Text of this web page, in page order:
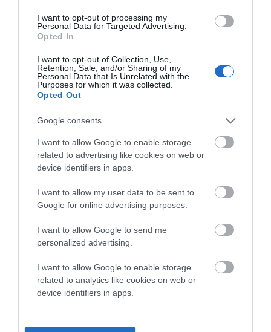
I want to opt-out of processing my
Personal Data for Targeted Advertising.
Opted In
I want to opt-out of Collection, Use,
Retention, Sale, and/or Sharing of my
Personal Data that Is Unrelated with the
Purposes for which it was collected.
Opted Out
Google consents
I want to allow Google to enable storage
related to advertising like cookies on web or
device identifiers in apps.
I want to allow my user data to be sent to
Google for online advertising purposes.
I want to allow Google to send me
personalized advertising.
I want to allow Google to enable storage
related to analytics like cookies on web or
device identifiers in apps.
Γιατί οι Τούρκοι συρρέουν στα ελληνικά νησιά
Μαντζαβελάκη & Καΐρειος Βιβλιοθήκη
ΦΕΣΤΙΒΑΛ ΑΝΔΡΟΥ: Ένα βαθυστόχαστο έργο του
Μπέκετ
ευκαιρίες για να φανεί.
ΡΑΦΗΝΑ – ΘΕΟΥΤΑ σημειώσατε…
Πρόσφατα Άρθρα
Γιατί οι Τούρκοι συρρέουν
στα ελληνικά νησιά
08/08/2026